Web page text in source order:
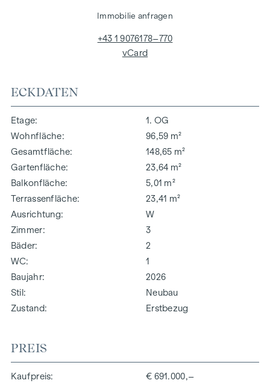
ECKDATEN
Etage
1. OG
Wohnfläche
96,59 m²
Gesamtfläche
148,65 m²
Gartenfläche
23,64 m²
Balkonfläche
5,01 m²
Terrassenfläche
23,41 m²
Ausrichtung
W
Zimmer
3
Bäder
2
WC
1
Baujahr
2026
Stil
Neubau
Zustand
Erstbezug
PREIS
Kaufpreis
€ 691.000,–
Immobilie anfragen
+43 1 9076178–770
vCard